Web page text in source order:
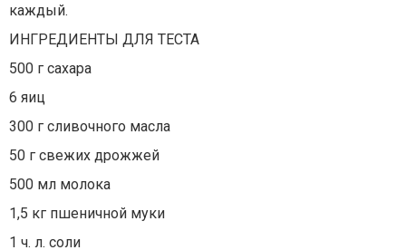
каждый.
ИНГРЕДИЕНТЫ ДЛЯ ТЕСТА
500 г сахара
6 яиц
300 г сливочного масла
50 г свежих дрожжей
500 мл молока
1,5 кг пшеничной муки
1 ч. л. соли